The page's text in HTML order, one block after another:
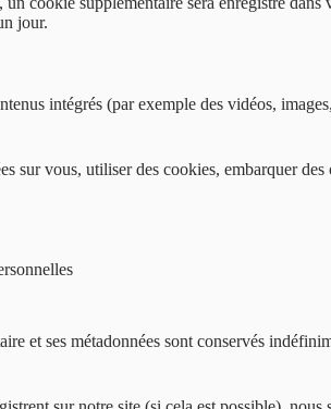
jour.
intégrés (par exemple des vidéos,
sur vous, utiliser des cookies, embarquer
et ses métadonnées sont conservés